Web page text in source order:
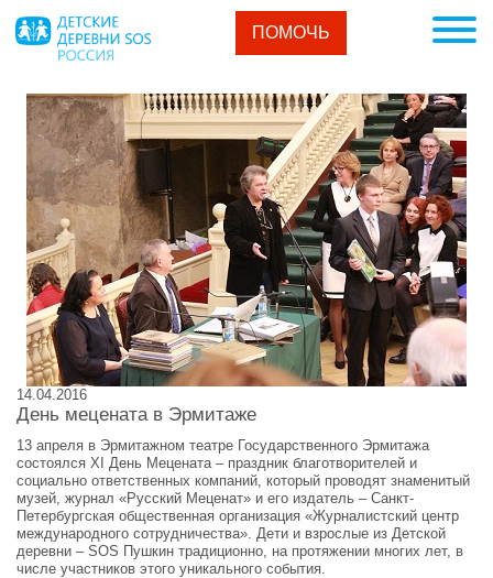
ПОМОЧЬ
14.04.2016
День мецената в Эрмитаже
13 апреля в Эрмитажном театре Государственного Эрмитажа
состоялся XI День Мецената – праздник благотворителей и
социально ответственных компаний, который проводят знаменитый
музей, журнал «Русский Меценат» и его издатель – Санкт-
Петербургская общественная организация «Журналистский центр
международного сотрудничества». Дети и взрослые из Детской
деревни – SOS Пушкин традиционно, на протяжении многих лет, в
числе участников этого уникального события.